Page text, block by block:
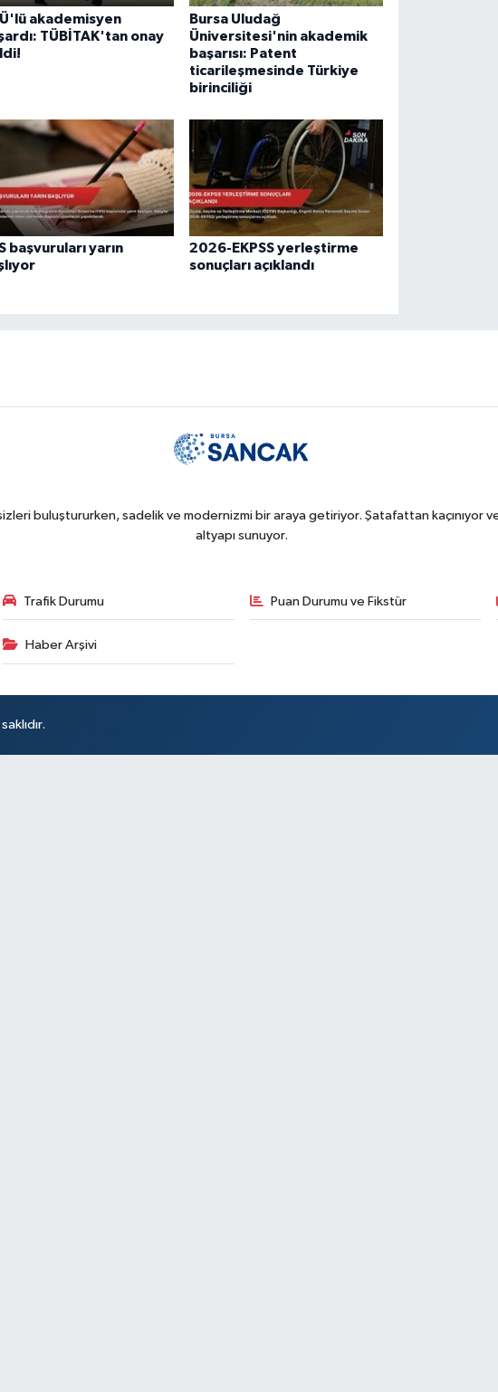
akademisyen
TÜBİTAK'tan onay
Bursa Uludağ
Üniversitesi'nin akademik
başarısı: Patent
ticarileşmesinde Türkiye
birinciliği
başvuruları yarın
2026-EKPSS yerleştirme
sonuçları açıklandı
buluştururken, sadelik ve modernizmi bir araya getiriyor. Şatafattan kaçınıyor
altyapı sunuyor.
Trafik Durumu Puan Durumu ve Fikstür
Haber Arşivi